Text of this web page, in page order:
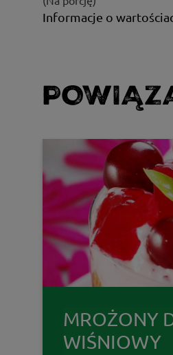
Informacje o
MROŻONY
WIŚNIOWY